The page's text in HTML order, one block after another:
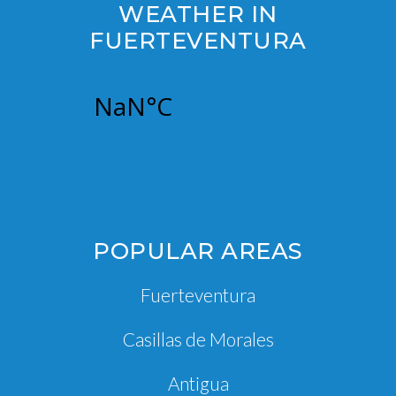
WEATHER IN
FUERTEVENTURA
POPULAR AREAS
Fuerteventura
Casillas de Morales
Antigua